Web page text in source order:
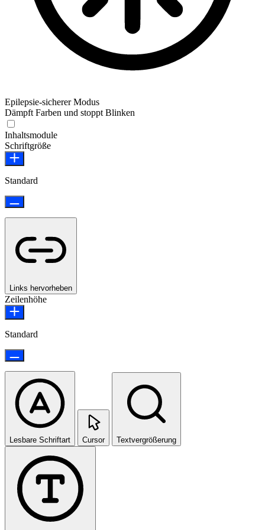
Epilepsie-sicherer Modus
Dämpft Farben und stoppt Blinken
Inhaltsmodule
Schriftgröße
Standard
Links hervorheben
Zeilenhöhe
Standard
Lesbare Schriftart Cursor Textvergrößerung